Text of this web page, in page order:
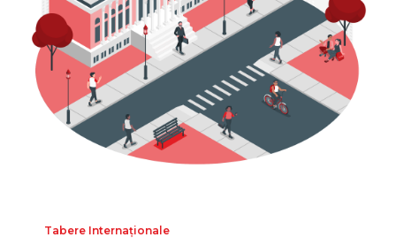
Tabere Internaționale